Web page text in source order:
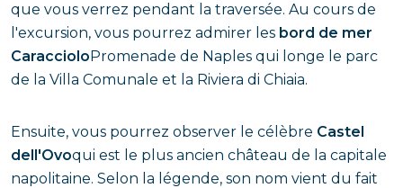
que vous verrez pendant la traversée. Au cours de
l'excursion, vous pourrez admirer les bord de mer
CaraccioloPromenade de Naples qui longe le parc
de la Villa Comunale et la Riviera di Chiaia.
Ensuite, vous pourrez observer le célèbre Castel
dell'Ovoqui est le plus ancien château de la capitale
napolitaine. Selon la légende, son nom vient du fait